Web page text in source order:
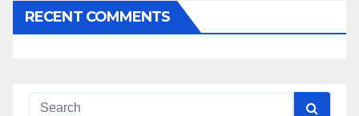
RECENT COMMENTS